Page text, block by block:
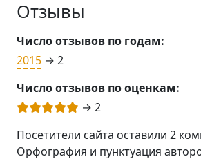
Отзывы
Число отзывов по годам:
2015 → 2
Число отзывов по оценкам:
→ 2
Посетители сайта оставили 2
Орфография и пунктуация